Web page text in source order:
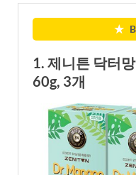
★
1. 제니튼 닥터
60g, 3개